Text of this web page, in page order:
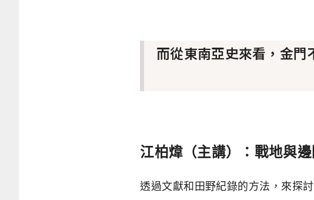
而從東南亞史來看，金
江柏煒（主講）：戰地與
透過文獻和田野紀錄的方法，來探